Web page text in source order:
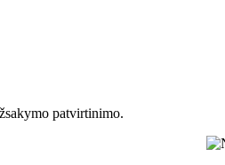
patvirtinimo.